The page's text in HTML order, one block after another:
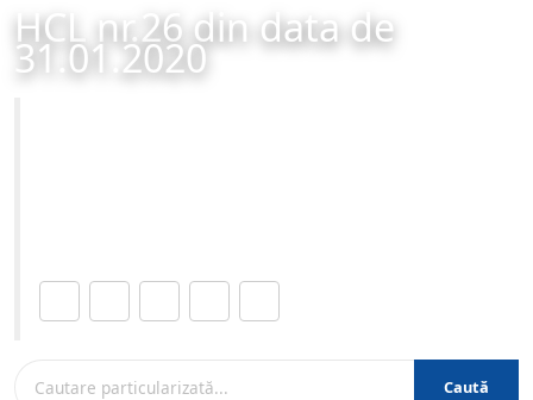
HCL nr.26 din data de
31.01.2020
Caută